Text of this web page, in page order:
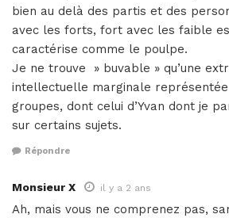
bien au delà des partis et des
avec les forts, fort avec les faible
caractérise comme le poulpe.
Je ne trouve » buvable » qu’une
intellectuelle marginale
groupes, dont celui d’Yvan dont je
sur certains sujets.
Répondre
Monsieur X il y a 2 ans
Ah, mais vous ne comprenez pas,